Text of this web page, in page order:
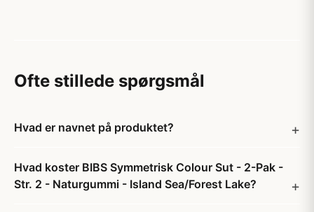
Ofte stillede spørgsmål
Hvad er navnet på produktet?
Hvad koster BIBS Symmetrisk Colour Sut - 2-Pak -
Str. 2 - Naturgummi - Island Sea/Forest Lake?